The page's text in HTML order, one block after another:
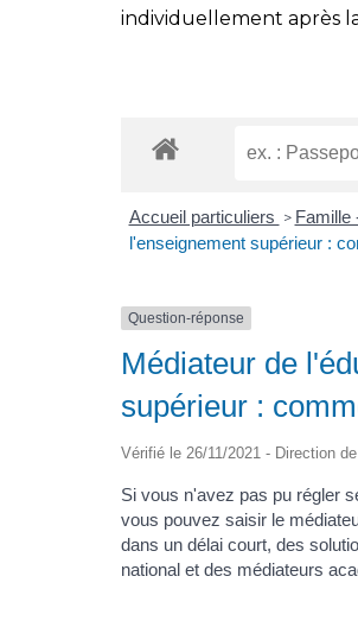
individuellement après
Accueil particuliers > Famille
l'enseignement supérieur :
Question-réponse
Médiateur de
supérieur :
Vérifié le 26/11/2021 - Direction
Si vous n'avez pas pu régler
vous pouvez saisir le
dans un délai court, des
national et des médiateurs